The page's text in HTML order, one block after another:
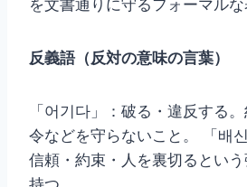
を文書通りに守るフォーマルな
反義語（反対の意味の言葉）
「어기다」：破る・違反する
令などを守らないこと。 「배
信頼・約束・人を裏切るとい